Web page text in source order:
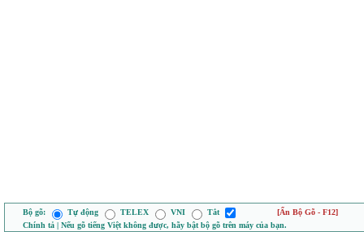
Bộ gõ: Tự động TELEX VNI Tắt
[Ẩn Bộ Gõ - F12]
Chính tả | Nếu gõ tiếng Việt không được, hãy bật bộ gõ trên máy của bạn.